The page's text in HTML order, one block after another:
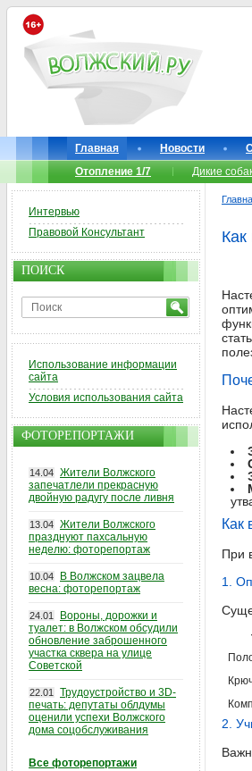
Главная Новости
Отопление 1/7
Дикие
Как
При
1.
2.
Интервью
Правовой Консультант
ПОИСК
Использование информации
сайта
Условия использования сайта
ФОТОРЕПОРТАЖИ
14.04 Жители Волжского
запечатлели прекрасную
двойную радугу после ливня
13.04 Жители Волжского
празднуют пахсальную
неделю: фоторепортаж
10.04
В Волжском зацвела
весна: фоторепортаж
24.01
Вороны, дорожки и
туалет: в Волжском обсудили
обновление заброшенного
участка сквера на улице
Советской
22.01
Трудоустройство и 3D-
печать: депутаты облдумы
оценили успехи Волжского
дома соцобслуживания
Все фоторепортажи